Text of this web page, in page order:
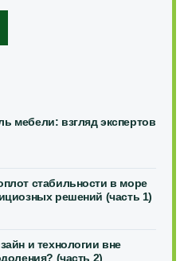
мебели: взгляд экспертов
стабильности в море
решений (часть 1)
и технологии вне
(часть 2)